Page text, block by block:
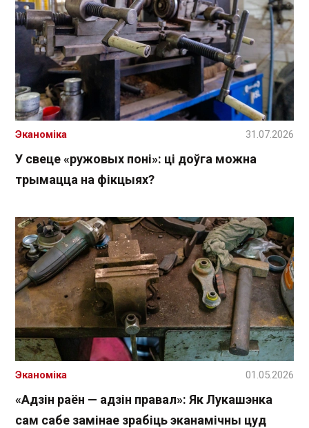
У свеце «ружовых поні»: ці доўга можна
трымацца на фікцыях?
Эканоміка 31.07.2026
«Адзін раён — адзін правал»: Як Лукашэнка
сам сабе замінае зрабіць эканамічны цуд
Эканоміка 01.05.2026